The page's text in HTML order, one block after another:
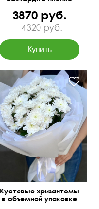
3870 руб.
4320 руб.
70 см 55 см
Кустовые хризантемы
в объемной упаковке